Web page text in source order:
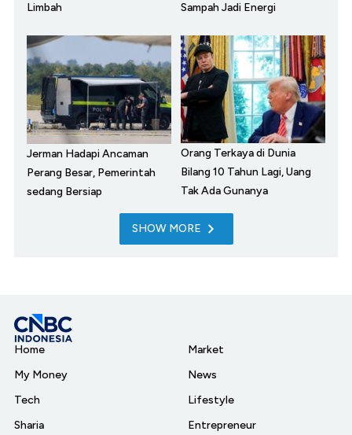
Limbah
Sampah Jadi Energi
Jerman Hadapi Ancaman
Perang Besar, Pemerintah
sedang Bersiap
Orang Terkaya di Dunia
Bilang 10 Tahun Lagi, Uang
Tak Ada Gunanya
SHOW MORE
Home
My Money
Tech
Sharia
Market
News
Lifestyle
Entrepreneur